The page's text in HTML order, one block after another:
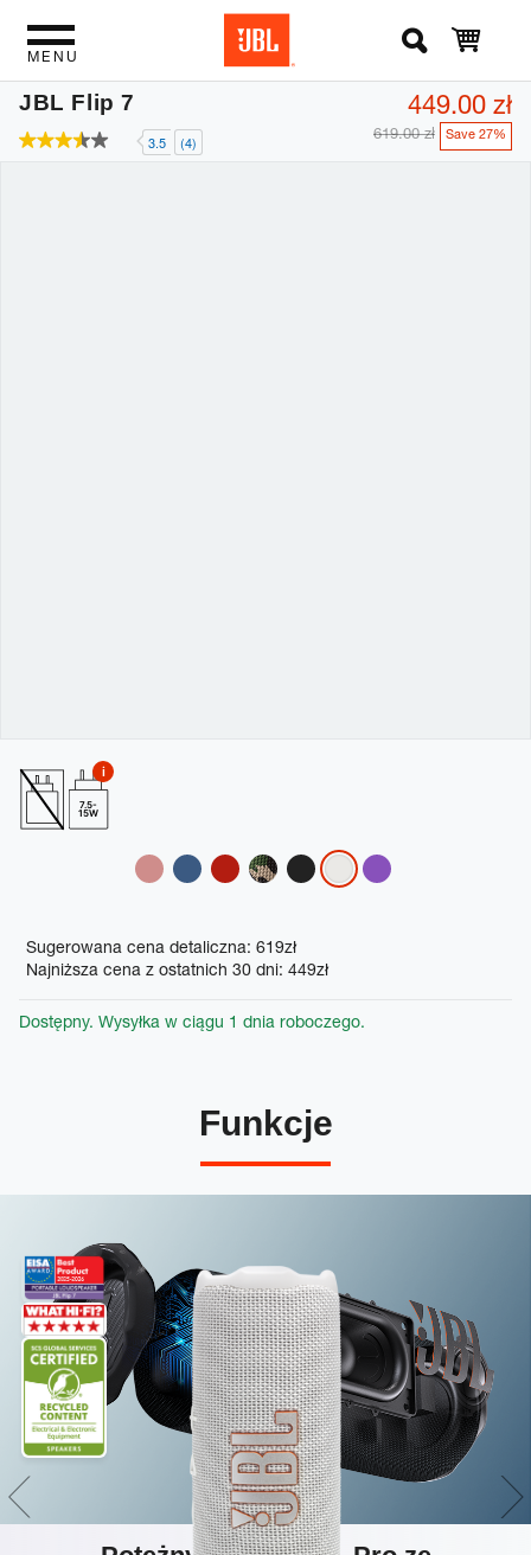
MENU
JBL Flip 7
3.5 (4)
449.00 zł
619.00 zł Save 27%
Promotions
Sugerowana cena detaliczna: 619zł
Najniższa cena z ostatnich 30 dni: 449zł
Dostępny. Wysyłka w ciągu 1 dnia roboczego.
7.5-
15W
Funkcje